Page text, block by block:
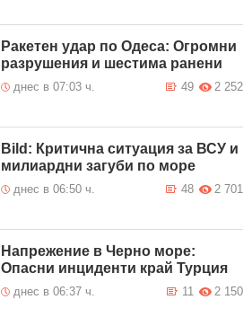
Ракетен удар по Одеса: Огромни
разрушения и шестима ранени
днес в 07:03 ч. 2 252
49
Bild: Критична ситуация за ВСУ и
милиардни загуби по море
днес в 06:50 ч. 2 701
48
Напрежение в Черно море:
Опасни инциденти край Турция
днес в 06:37 ч. 2 150
11